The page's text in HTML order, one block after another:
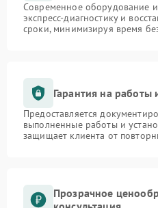
Современное оборудование
экспресс-диагностику и
сроки, минимизируя время
Гарантия на работы
Предоставляется
выполненные работы и
защищает клиента от
Прозрачное